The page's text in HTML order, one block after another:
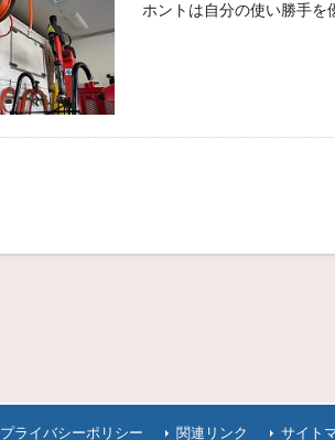
ホントは自分の使い勝手を
プライバシーポリシー 関連リンク サイト